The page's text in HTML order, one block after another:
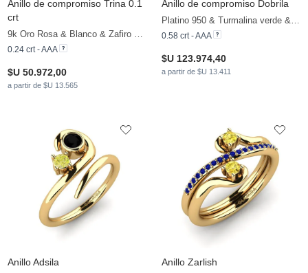
Anillo de compromiso Trina 0.1
crt
9k Oro Rosa & Blanco & Zafiro & Esmeralda
0.24 crt - AAA
$U 50.972,00
a partir de $U 13.565
Anillo de compromiso Dobrila
Platino 950 & Turmalina verde & Zafiro
0.58 crt - AAA
$U 123.974,40
a partir de $U 13.411
Anillo Adsila Anillo Zarlish